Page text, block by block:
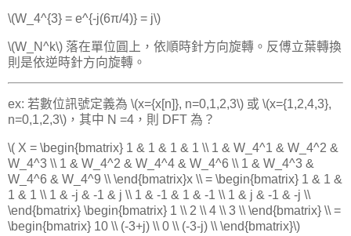
\(W_4^{3} = e^{-j(6π/4)} = j\)
\(W_N^k\) 落在單位圓上，依順時針方向旋轉。反傅立葉轉換
則是依逆時針方向旋轉。
ex: 若數位訊號定義為 \(x={x[n]}, n=0,1,2,3\) 或 \(x={1,2,4,3},
n=0,1,2,3\)，其中 N =4，則 DFT 為？
\( X = \begin{bmatrix} 1 & 1 & 1 & 1 \\ 1 & W_4^1 & W_4^2 &
W_4^3 \\ 1 & W_4^2 & W_4^4 & W_4^6 \\ 1 & W_4^3 &
W_4^6 & W_4^9 \\ \end{bmatrix}x \\ = \begin{bmatrix} 1 & 1 &
1 & 1 \\ 1 & -j & -1 & j \\ 1 & -1 & 1 & -1 \\ 1 & j & -1 & -j \\
\end{bmatrix} \begin{bmatrix} 1 \\ 2 \\ 4 \\ 3 \\ \end{bmatrix} \\ =
\begin{bmatrix} 10 \\ (-3+j) \\ 0 \\ (-3-j) \\ \end{bmatrix}\)